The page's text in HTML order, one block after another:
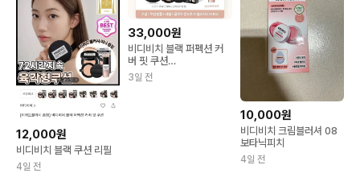
12,000원
비디비치 블랙 쿠션 리필
4일 전
33,000원
비디비치 블랙 퍼펙션 커
버 핏 쿠션
[SPF40/PA++] 19NC
라이트
3일 전
10,000원
비디비치 크림블러셔 08
보타닉피치
4일 전